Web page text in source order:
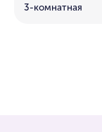
3-комнатная